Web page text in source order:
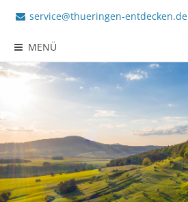
service@thueringen-entdecken.de
MENÜ